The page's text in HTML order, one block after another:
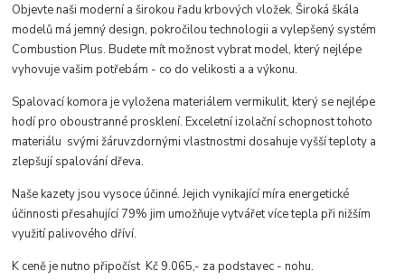
Objevte naši moderní a širokou řadu krbových vložek.Široká škála
modelů má jemný design, pokročilou technologii a vylepšený systém
Combustion Plus. Budete mít možnost vybrat model, který nejlépe
vyhovuje vašim potřebám - co do velikosti a a výkonu.
Spalovací komora je vyložena materiálem vermikulit, který se nejlépe
hodí pro oboustranné prosklení. Exceletní izolační schopnost tohoto
materiálu svými žáruvzdornými vlastnostmi dosahuje vyšší teploty a
zlepšují spalování dřeva.
Naše kazety jsou vysoce účinné. Jejich vynikající míra energetické
účinnosti přesahující 79% jim umožňuje vytvářet více tepla při nižším
využití palivového dříví.
K ceně je nutno připočíst Kč 9.065,- za podstavec - nohu.